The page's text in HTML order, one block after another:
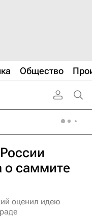
Общество
о саммите
оценил идею